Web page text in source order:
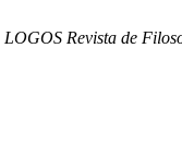
LOGOS Revista de